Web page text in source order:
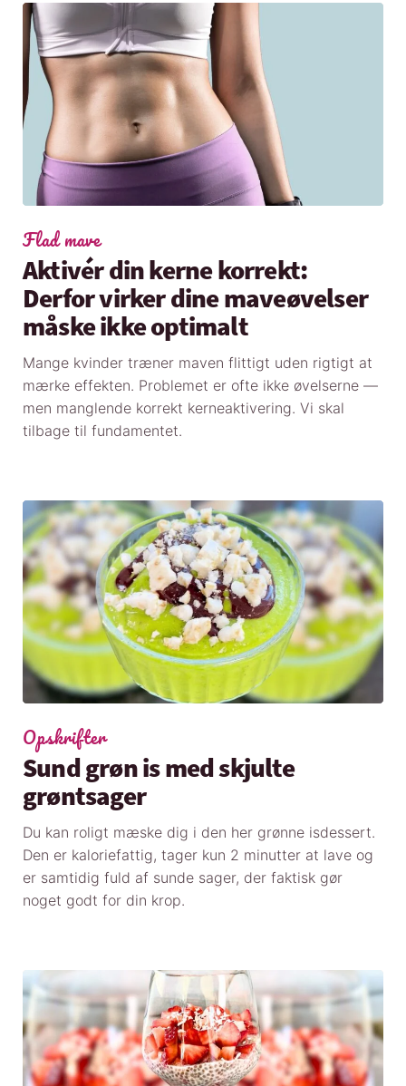
Flad mave
Aktivér din kerne korrekt:
Derfor virker dine maveøvelser
måske ikke optimalt
Mange kvinder træner maven flittigt uden rigtigt at
mærke effekten. Problemet er ofte ikke øvelserne —
men manglende korrekt kerneaktivering. Vi skal
tilbage til fundamentet.
Opskrifter
Sund grøn is med skjulte
grøntsager
Du kan roligt mæske dig i den her grønne isdessert.
Den er kaloriefattig, tager kun 2 minutter at lave og
er samtidig fuld af sunde sager, der faktisk gør
noget godt for din krop.